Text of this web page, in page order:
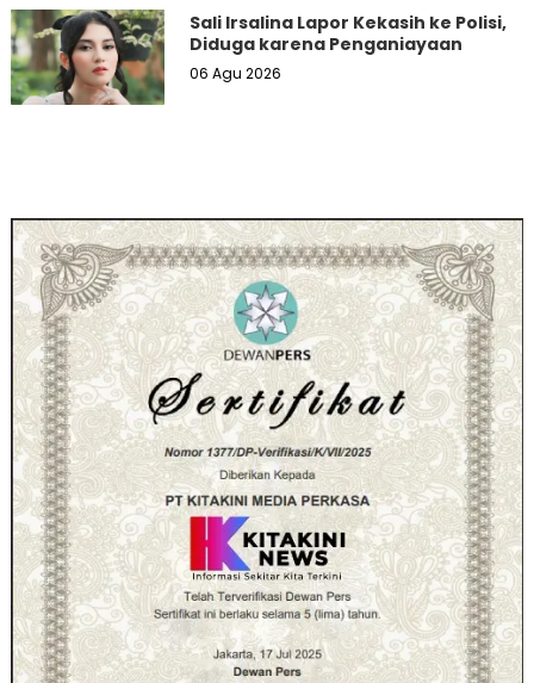
Sali Irsalina Lapor Kekasih ke Polisi,
Diduga karena Penganiayaan
06 Agu 2026